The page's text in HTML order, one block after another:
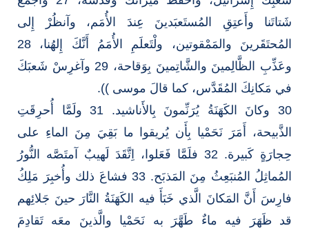
شَتاتَنا وأَعتِقِ المُستَعبَدينَ عِندَ الأُمَم، وآنظُرْ إِلى
المُحتَقَرينَ والمَمْقوتين، ولْتَعلَمِ الأُمَمُ أَنَّكَ إِلهُنا، 28
وعَذِّبِ الظَّالِمينَ والشَّاتِمينَ بِوَقاحة، 29 وآغرِسْ شَعبَكَ
في مَكانِكَ المُقَدَّس، كما قالَ موسى )).
30 وكانَ الكَهَنَةُ يُرَنِّمونَ بِالأَناشيد. 31 ولَمَّا أُحرِقَتِ
الذَّبيحة، أَمَرَ نَحَمْيا بِأَن يُريقوا ما بَقِيَ مِنَ الماءِ على
حِجارَةٍ كَبيرة. 32 فلَمَّا فَعَلوا، اِتَّقَدَ لَهيبٌ آمتَصَّه النُّورُ
المُماثِلُ المُنبَعِثُ مِنَ المَذبَح. 33 فشاعَ ذلك وأُخبِرَ مَلِكُ
فارِسَ أَنَّ المَكانَ الَّذي خَبَأَ فيه الكَهَنَةُ النَّارَ حينَ جَلائِهم
قد ظَهَرَ فيه ماءٌ طَهَّرَ به نَحَمْيا والَّذينَ معَه تَقادِمَ